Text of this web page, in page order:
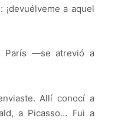
a aquel
París —se atrevió a
Allí conocí a
a Picasso… Fui a